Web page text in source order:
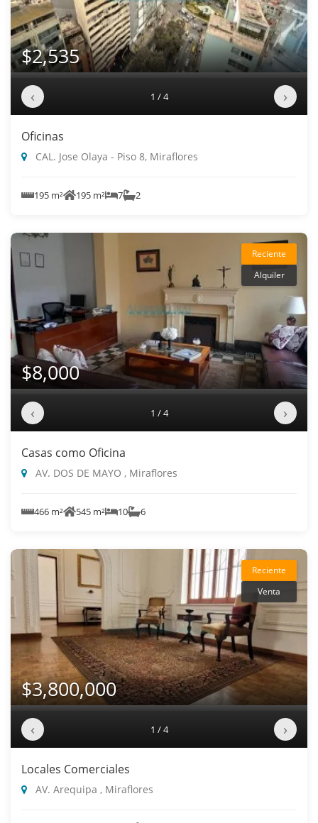
$2,535
‹ 1 / 4 ›
Oficinas
CAL. Jose Olaya - Piso 8, Miraflores
195 m² 195 m² 7 2
Reciente
Alquiler
$8,000
‹ 1 / 4 ›
Casas como Oficina
AV. DOS DE MAYO , Miraflores
466 m² 545 m² 10 6
Reciente
Venta
$3,800,000
‹ 1 / 4 ›
Locales Comerciales
AV. Arequipa , Miraflores